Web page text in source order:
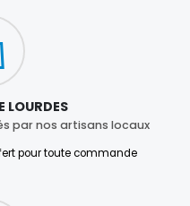
LOURDES
par nos artisans locaux
pour toute commande